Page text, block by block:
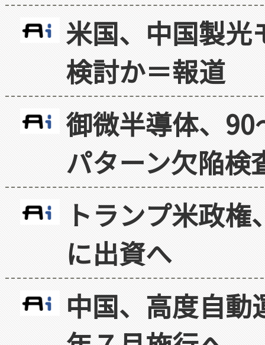
米国、中国製光
検討か＝報道
御微半導体、
パターン欠陥検
トランプ米政
に出資へ
中国、高度自